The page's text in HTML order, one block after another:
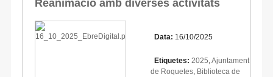
Reanimació amb diverses activitats
Data: 16/10/2025
Etiquetes: 2025 Ajuntament
de Roquetes Biblioteca de